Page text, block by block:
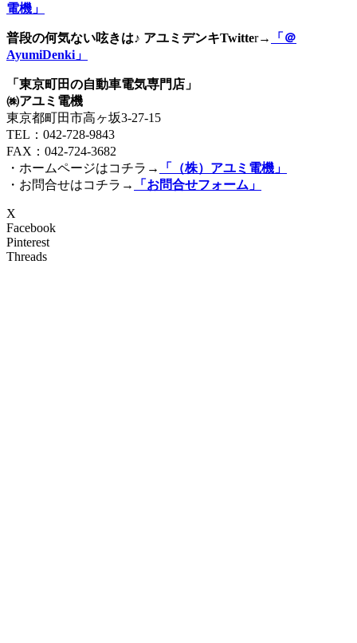
電機」
普段の何気ない呟きは♪ アユミデンキTwitter→
「＠
AyumiDenki」
「東京町田の自動車電気専門店」
㈱アユミ電機
東京都町田市高ヶ坂3‐27‐15
TEL：042-728-9843
FAX：042-724-3682
・ホームページはコチラ→
「（株）アユミ電機」
・お問合せはコチラ→
「お問合せフォーム」
X
Facebook
Pinterest
Threads